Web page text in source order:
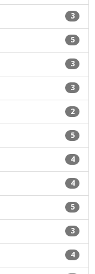
3
5
3
3
2
5
4
4
5
3
4